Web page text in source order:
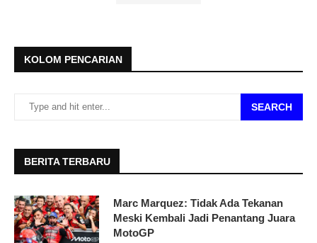
KOLOM PENCARIAN
SEARCH
BERITA TERBARU
Marc Marquez: Tidak Ada Tekanan
Meski Kembali Jadi Penantang Juara
MotoGP